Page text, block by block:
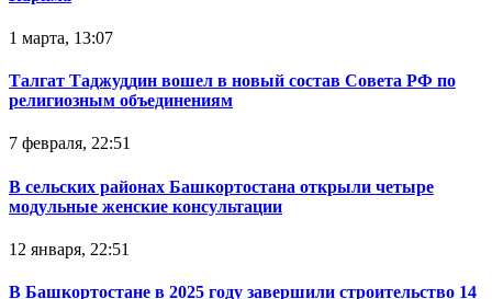
1 марта, 13:07
Талгат Таджуддин вошел в новый состав Совета РФ по
религиозным объединениям
7 февраля, 22:51
В сельских районах Башкортостана открыли четыре
модульные женские консультации
12 января, 22:51
В Башкортостане в 2025 году завершили строительство 14